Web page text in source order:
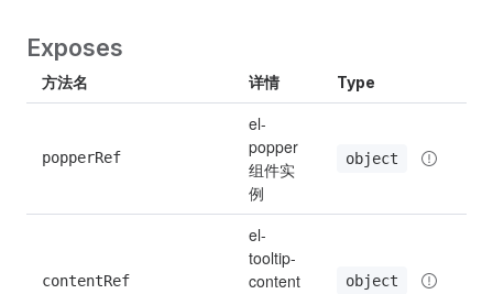
Exposes
方法名 详情 Type
popperRef
el-
popper
组件实
例
object
contentRef
el-
tooltip-
content
object